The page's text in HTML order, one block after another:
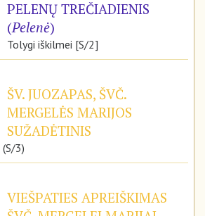
PELENŲ TREČIADIENIS
(Pelenė)
Tolygi iškilmei [S/2]
ŠV. JUOZAPAS, ŠVČ.
MERGELĖS MARIJOS
SUŽADĖTINIS
3)
VIEŠPATIES APREIŠKIMAS